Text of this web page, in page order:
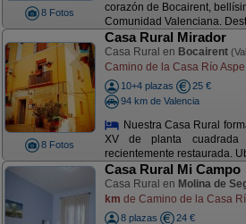
8 Fotos
corazón de Bocairent,
Comunidad Valenciana.
8 Fotos
Casa Rural Mirador
Casa Rural en Bocairent
Camino de la Casa Río
10+4 plazas
25 €
94 km de Valencia
Nuestra Casa Rural
XV de planta cuadrada
recientemente restaurada.
Casa Rural Mi Campo
Casa Rural en Molina de
km de Camino de la Casa
8 plazas
24 €